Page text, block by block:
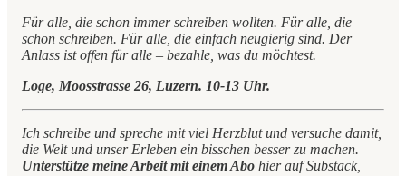
Für alle, die schon immer schreiben wollten. Für alle, die
schon schreiben. Für alle, die einfach neugierig sind. Der
Anlass ist offen für alle – bezahle, was du möchtest.
Loge, Moosstrasse 26, Luzern. 10-13 Uhr.
Ich schreibe und spreche mit viel Herzblut und versuche damit,
die Welt und unser Erleben ein bisschen besser zu machen.
Unterstütze meine Arbeit mit einem Abo hier auf Substack,